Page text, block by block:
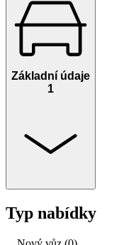
Základní údaje
1
Typ nabídky